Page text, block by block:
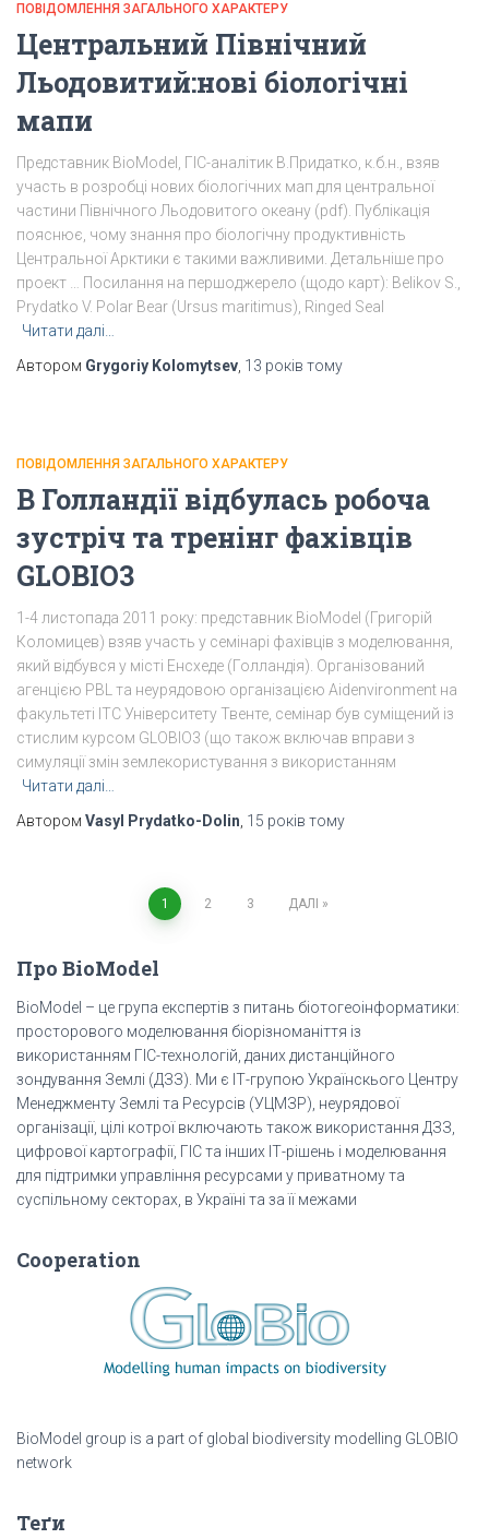
ПОВІДОМЛЕННЯ ЗАГАЛЬНОГО ХАРАКТЕРУ
Центральний Північний
Льодовитий:нові біологічні
мапи
Представник BioModel, ГІС-аналітик В.Придатко, к.б.н., взяв
участь в розробці нових біологічних мап для центральної
частини Північного Льодовитого океану (pdf). Публікація
пояснює, чому знання про біологічну продуктивність
Центральної Арктики є такими важливими. Детальніше про
проект … Посилання на першоджерело (щодо карт): Belikov S.,
Prydatko V. Polar Bear (Ursus maritimus), Ringed Seal
Читати далі…
Автором Grygoriy Kolomytsev 13 років тому
ПОВІДОМЛЕННЯ ЗАГАЛЬНОГО ХАРАКТЕРУ
В Голландії відбулась робоча
зустріч та тренінг фахівців
GLOBIO3
1-4 листопада 2011 року: представник BioModel (Григорій
Коломицев) взяв участь у семінарі фахівців з моделювання,
який відбувся у місті Енсхеде (Голландія). Організований
агенцією PBL та неурядовою організацією Aidenvironment на
факультеті ITC Університету Твенте, семінар був суміщений із
стислим курсом GLOBIO3 (що також включав вправи з
симуляції змін землекористування з використанням
Читати далі…
Автором Vasyl Prydatko-Dolin 15 років тому
записів
1 2 3 ДАЛІ
Про BioModel
BioModel – це група експертів з питань біотогеоінформатики:
просторового моделювання біорізноманіття із
використанням ГІС-технологій, даних дистанційного
зондування Землі (ДЗЗ). Ми є ІТ-групою Українскього Центру
Менеджменту Землі та Ресурсів (УЦМЗР), неурядової
організації, цілі котрої включають також використання ДЗЗ,
цифрової картографії, ГІС та інших ІТ-рішень і моделювання
для підтримки управління ресурсами у приватному та
суспільному секторах, в Україні та за її межами
Cooperation
BioModel group is a part of global biodiversity modelling GLOBIO
network
Теґи